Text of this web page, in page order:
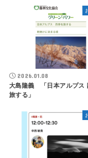
2026.01.08
大島隆義 「日本アルプス
旅する」